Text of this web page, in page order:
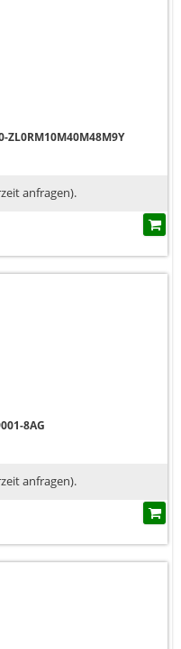
ZL0RM10M40M48M9Y
anfragen).
8AG
anfragen).